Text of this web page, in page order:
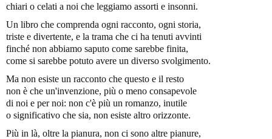
chiari o celati a noi che leggiamo assorti e insonni.
Un libro che comprenda ogni racconto, ogni storia,
triste e divertente, e la trama che ci ha tenuti avvinti
finché non abbiamo saputo come sarebbe finita,
come si sarebbe potuto avere un diverso svolgimento.
Ma non esiste un racconto che questo e il resto
non è che un'invenzione, più o meno consapevole
di noi e per noi: non c'è più un romanzo, inutile
o significativo che sia, non esiste altro orizzonte.
Più in là, oltre la pianura, non ci sono altre pianure,